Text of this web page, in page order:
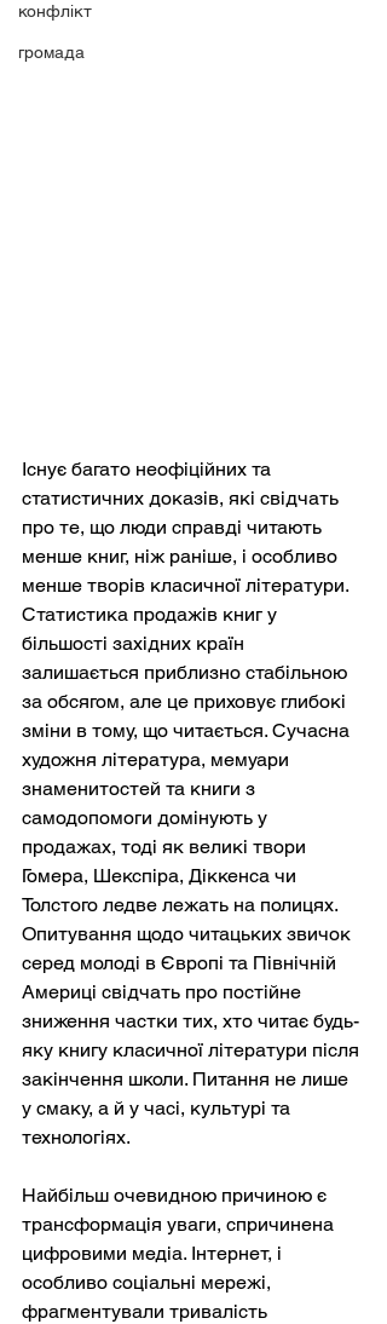
конфлікт
громада
Існує багато неофіційних та
статистичних доказів, які свідчать
про те, що люди справді читають
менше книг, ніж раніше, і особливо
менше творів класичної літератури.
Статистика продажів книг у
більшості західних країн
залишається приблизно стабільною
за обсягом, але це приховує глибокі
зміни в тому, що читається. Сучасна
художня література, мемуари
знаменитостей та книги з
самодопомоги домінують у
продажах, тоді як великі твори
Гомера, Шекспіра, Діккенса чи
Толстого ледве лежать на полицях.
Опитування щодо читацьких звичок
серед молоді в Європі та Північній
Америці свідчать про постійне
зниження частки тих, хто читає будь-
яку книгу класичної літератури після
закінчення школи. Питання не лише
у смаку, а й у часі, культурі та
технологіях.
Найбільш очевидною причиною є
трансформація уваги, спричинена
цифровими медіа. Інтернет, і
особливо соціальні мережі,
фрагментували тривалість